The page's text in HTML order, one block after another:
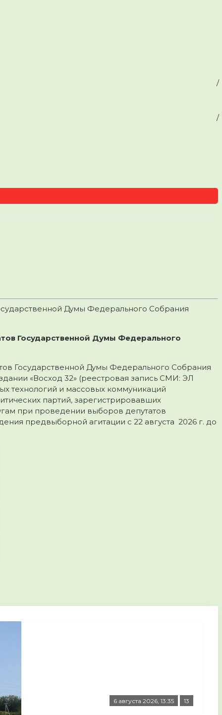
Думы Федерального Собрания
Государственной Думы Федерального
Государственной Думы Федерального Собрания
«Восход 32» (реестровая запись СМИ: ЭЛ
технологий и массовых коммуникаций
партий, зарегистрировавших
при проведении выборов депутатов
предвыборной агитации с 22 августа 2026 г. до
6 августа 2026, 13:35 13